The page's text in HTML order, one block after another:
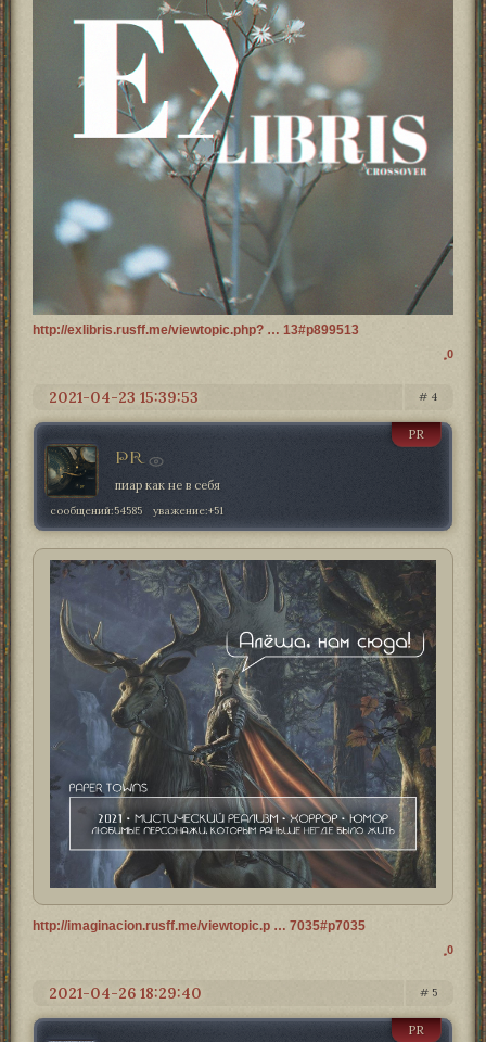
http://exlibris.rusff.me/viewtopic.php? … 13#p899513
0
4
2021-04-23 15:39:53
PR
PR
пиар как не в себя
сообщений:54585 уважение:+51
http://imaginacion.rusff.me/viewtopic.p … 7035#p7035
0
5
2021-04-26 18:29:40
PR